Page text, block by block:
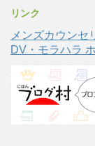
リンク
メンズカウンセ
DV・モラハラ